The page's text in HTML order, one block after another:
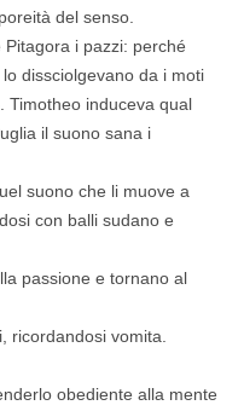
del senso.
i pazzi: perché
dissciolgevano da i moti
Timotheo induceva qual
il suono sana i
suono che li muove a
con balli sudano e
passione e tornano al
ricordandosi vomita.
obediente alla mente